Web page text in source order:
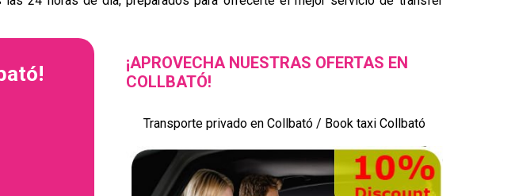
¡APROVECHA NUESTRAS OFERTAS EN
COLLBATÓ!
Transporte privado en Collbató / Book taxi Collbató